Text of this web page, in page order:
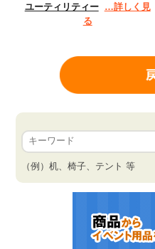
ユーティリティー
…詳しく見
る
（例）机、椅子、テント 等